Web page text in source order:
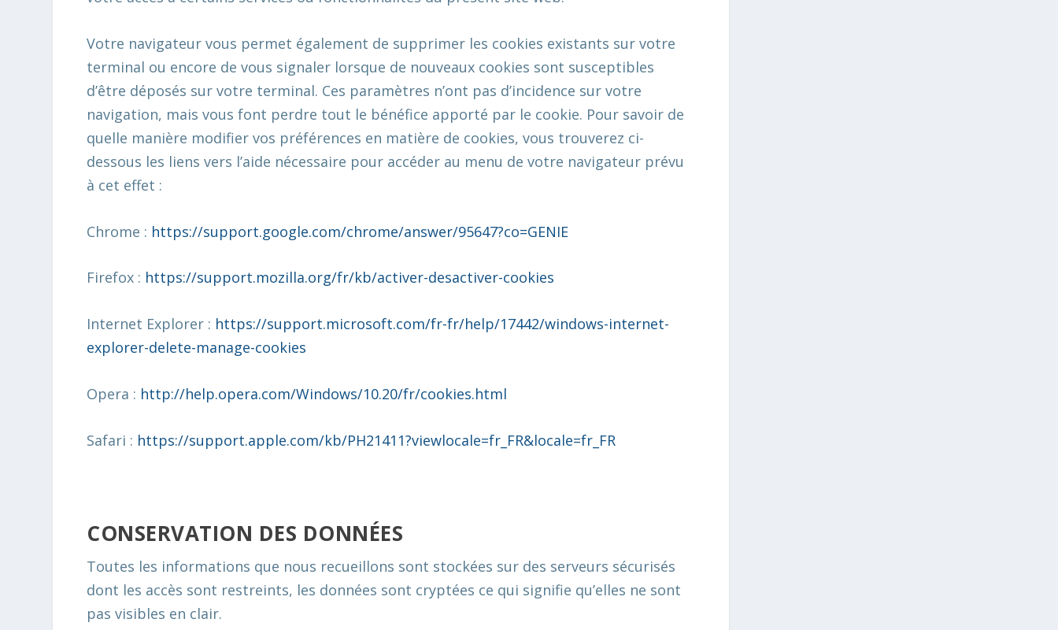
Votre navigateur vous permet également de supprimer les cookies existants sur votre
terminal ou encore de vous signaler lorsque de nouveaux cookies sont susceptibles
d’être déposés sur votre terminal. Ces paramètres n’ont pas d’incidence sur votre
navigation, mais vous font perdre tout le bénéfice apporté par le cookie. Pour savoir de
quelle manière modifier vos préférences en matière de cookies, vous trouverez ci-
dessous les liens vers l’aide nécessaire pour accéder au menu de votre navigateur prévu
à cet effet :
Chrome : https://support.google.com/chrome/answer/95647?co=GENIE
Firefox : https://support.mozilla.org/fr/kb/activer-desactiver-cookies
Internet Explorer : https://support.microsoft.com/fr-fr/help/17442/windows-internet-
explorer-delete-manage-cookies
Opera : http://help.opera.com/Windows/10.20/fr/cookies.html
Safari : https://support.apple.com/kb/PH21411?viewlocale=fr_FR&locale=fr_FR
CONSERVATION DES DONNÉES
Toutes les informations que nous recueillons sont stockées sur des serveurs sécurisés
dont les accès sont restreints, les données sont cryptées ce qui signifie qu’elles ne sont
pas visibles en clair.